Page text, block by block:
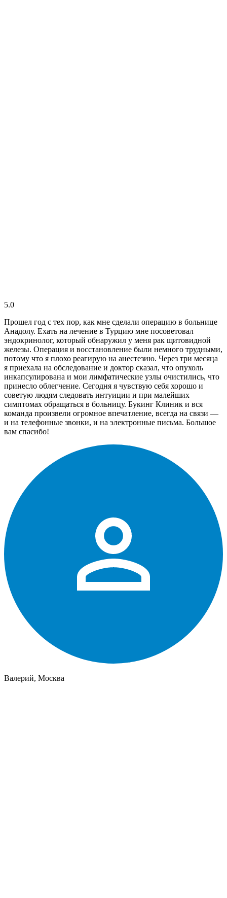
5.0
Прошел год с тех пор, как мне сделали операцию в больнице
Анадолу. Ехать на лечение в Турцию мне посоветовал
эндокринолог, который обнаружил у меня рак щитовидной
железы. Операция и восстановление были немного трудными,
потому что я плохо реагирую на анестезию. Через три месяца
я приехала на обследование и доктор сказал, что опухоль
инкапсулирована и мои лимфатические узлы очистились, что
принесло облегчение. Сегодня я чувствую себя хорошо и
советую людям следовать интуиции и при малейших
симптомах обращаться в больницу. Букинг Клиник и вся
команда произвели огромное впечатление, всегда на связи —
и на телефонные звонки, и на электронные письма. Большое
вам спасибо!
Валерий, Москва